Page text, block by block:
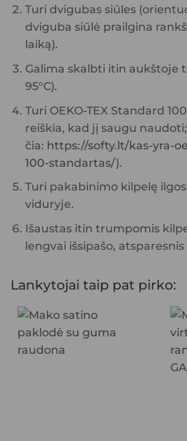
Turi dvigubas siūles
dviguba siūlė prailgina
laiką).
Galima skalbti itin aukštoje
95°C).
Turi OEKO-TEX Standard
reiškia, kad jį saugu
čia: https://softy.lt/kas-yra-
100-standartas/).
Turi pakabinimo kilpelę
viduryje.
Išaustas itin trumpomis
lengvai išsipašo,
Lankytojai taip pat pirko: